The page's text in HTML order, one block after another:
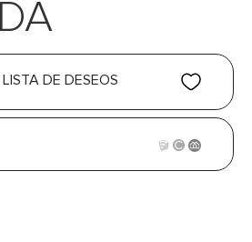
DE DESEOS